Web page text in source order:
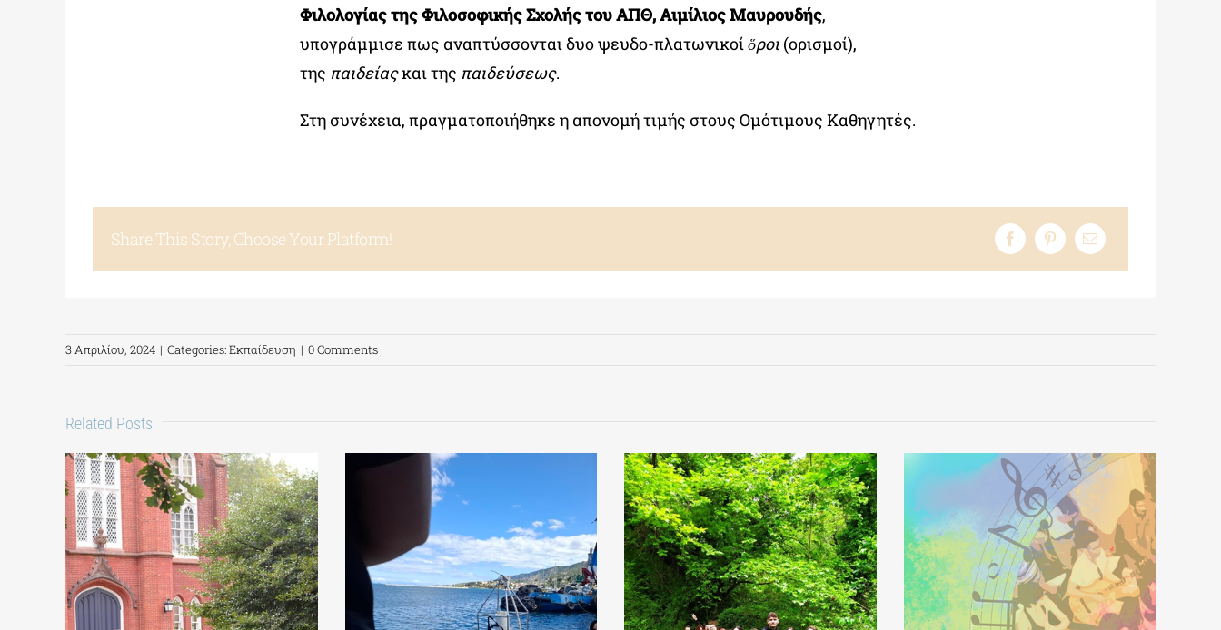
Φιλολογίας της Φιλοσοφικής Σχολής του ΑΠΘ, Αιμίλιος Μαυρουδής,
υπογράμμισε πως αναπτύσσονται δυο ψευδο-πλατωνικοίὅροι(ορισμοί),
της παιδείαςκαι της παιδεύσεως.
Στη συνέχεια, πραγματοποιήθηκε η απονομή τιμής στους Ομότιμους Καθηγητές.
Share This Story, Choose Your Platform!
3 Απριλίου, 2024 | Categories:Εκπαίδευση | 0 Comments
Related Posts